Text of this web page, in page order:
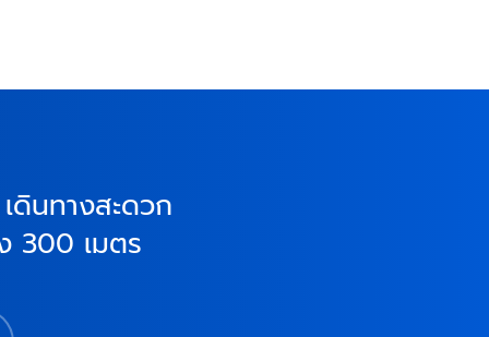
ดินทางสะดวก
300 เมตร